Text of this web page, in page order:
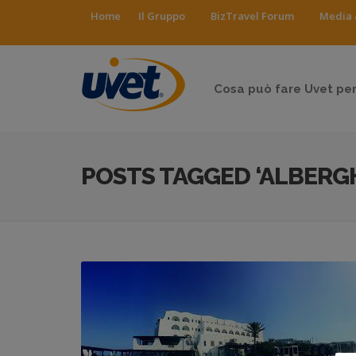
Home Il Gruppo BizTravel Forum Media
Cosa può fare Uvet
POSTS TAGGED